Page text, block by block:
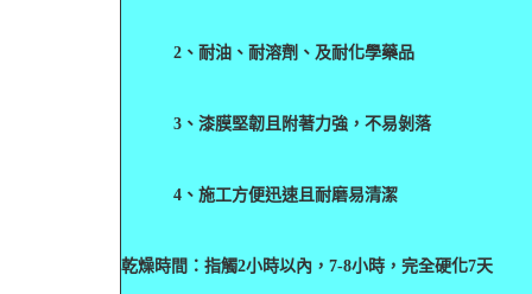
2 、耐油、耐溶劑、及耐化學藥品
3 、漆膜堅韌且附著力強，不易剝落
4 、施工方便迅速且耐磨易清潔
乾燥時間：指觸2小時以內，7-8小時，完全硬化7天